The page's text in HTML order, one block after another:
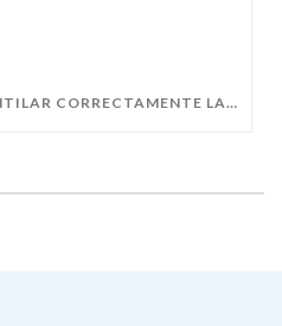
LA IMPORTANCIA DE VENTILAR CORRECTAMENTE LAS VIVIENDAS CON VENTANAS AISLANTES